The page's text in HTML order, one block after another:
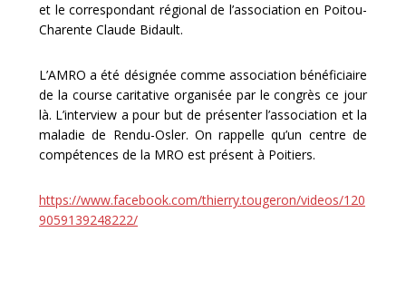
et le correspondant régional de l’association en Poitou-
Charente Claude Bidault.
L’AMRO a été désignée comme association bénéficiaire
de la course caritative organisée par le congrès ce jour
là. L’interview a pour but de présenter l’association et la
maladie de Rendu-Osler. On rappelle qu’un centre de
compétences de la MRO est présent à Poitiers.
https://www.facebook.com/thierry.tougeron/videos/120
9059139248222/